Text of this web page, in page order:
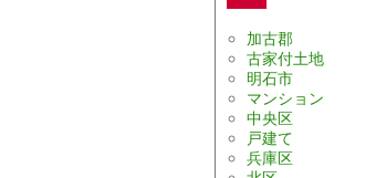
加古郡
古家付土地
明石市
マンション
中央区
戸建て
兵庫区